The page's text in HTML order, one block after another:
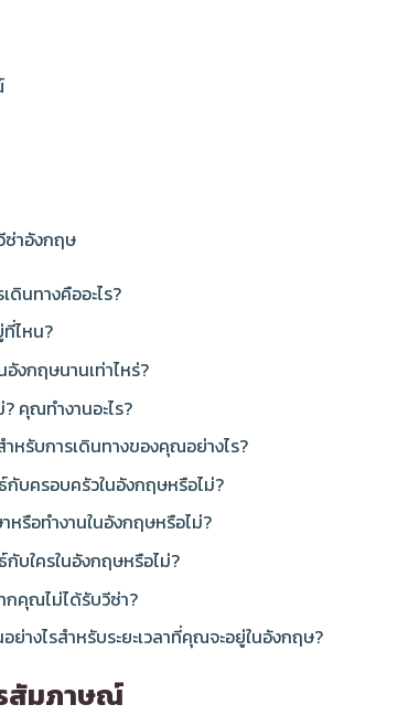
าอังกฤษ
ดินทางคืออะไร?
ไหน?
งกฤษนานเท่าไหร่?
คุณทำงานอะไร?
หรับการเดินทางของคุณอย่างไร?
บครอบครัวในอังกฤษหรือไม่?
รือทำงานในอังกฤษหรือไม่?
ใครในอังกฤษหรือไม่?
กคุณไม่ได้รับวีซ่า?
ย่างไรสำหรับระยะเวลาที่คุณจะอยู่ในอังกฤษ?
สัมภาษณ์